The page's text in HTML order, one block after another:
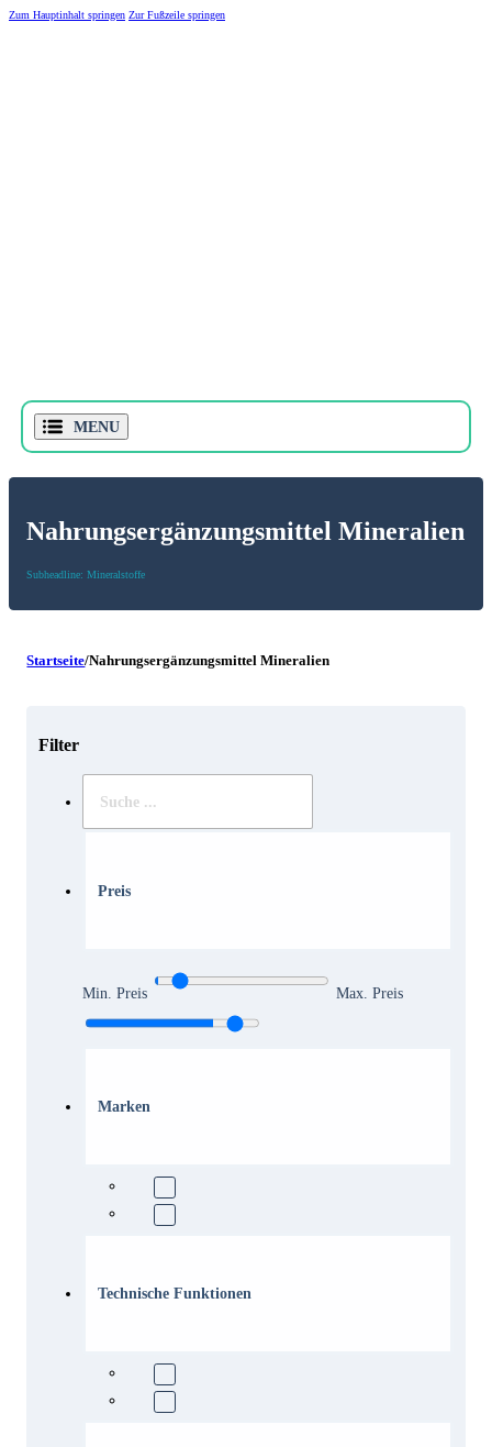
Zum Hauptinhalt springen Zur Fußzeile springen
Nahrungsergänzungsmittel Mineralien
Subheadline: Mineralstoffe
Startseite/Nahrungsergänzungsmittel Mineralien
Filter
Suche
Preis
Min. Preis Max. Preis
Marken
Technische Funktionen